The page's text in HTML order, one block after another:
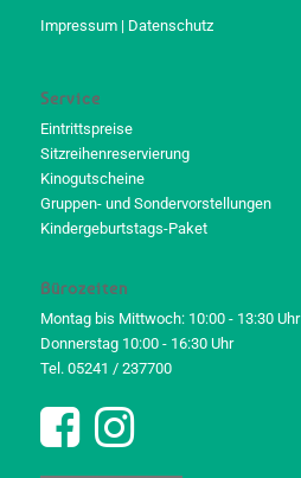
Impressum| Datenschutz
Service
Eintrittspreise
Sitzreihenreservierung
Kinogutscheine
Gruppen- und Sondervorstellungen
Kindergeburtstags-Paket
Bürozeiten
Montag bis Mittwoch: 10:00 - 13:30 Uhr
Donnerstag 10:00 - 16:30 Uhr
Tel. 05241 / 237700